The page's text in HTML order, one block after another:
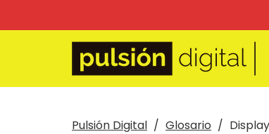
Pulsión Digital Glosario Display